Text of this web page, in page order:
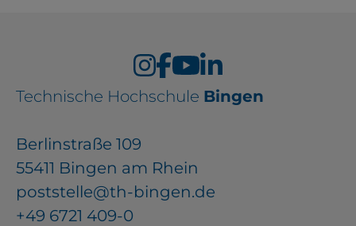
Technische Hochschule Bingen
Berlinstraße 109
55411 Bingen am Rhein
poststelle@th-bingen.de
+49 6721 409-0
Standortdaten oder
Stellenanzeigen.
ChatBot